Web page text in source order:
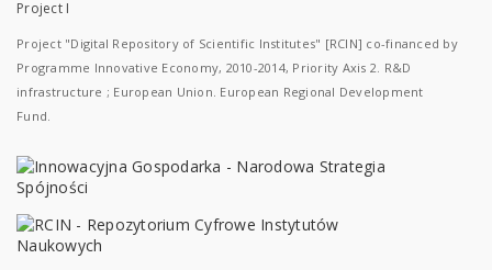
Project I
Project "Digital Repository of Scientific Institutes" [RCIN] co-financed by
Programme Innovative Economy, 2010-2014, Priority Axis 2. R&D
infrastructure ; European Union. European Regional Development
Fund.